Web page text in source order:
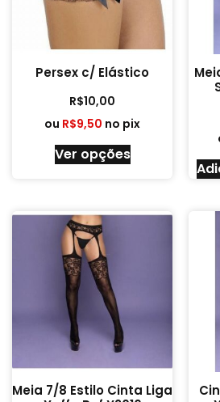
Persex c/ Elástico
R$10,00
ou R$9,50 no pix
Ver opções
Meia 7/8 Estilo Cinta Liga